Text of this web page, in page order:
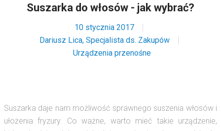
Suszarka do włosów - jak wybrać?
10 stycznia 2017
Dariusz Lica, Specjalista ds. Zakupów
Urządzenia przenośne
Suszarka daje nam możliwość sprawnego suszenia włosów i
ułożenia fryzury. Co ważne, warto mieć takie urządzenie,